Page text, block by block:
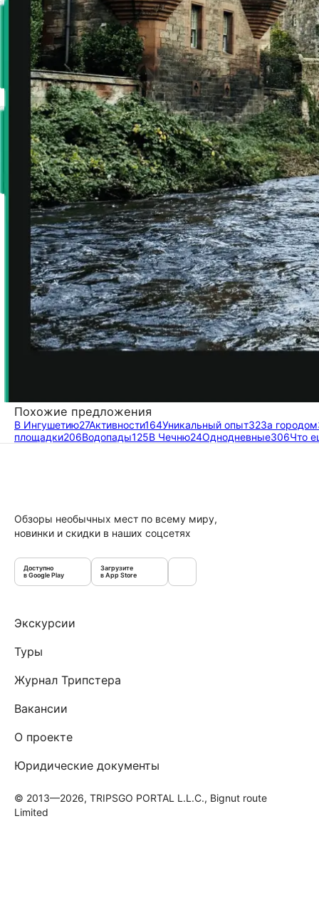
Похожие предложения
В Ингушетию27Активности164Уникальный опыт32За городом
площадки206Водопады125В Чечню24Однодневные306Что
Обзоры необычных мест по всему миру,
новинки и скидки в наших соцсетях
Доступно
в Google Play
Загрузите
в App Store
Экскурсии
Туры
Журнал Трипстера
Вакансии
О проекте
Юридические документы
© 2013—2026, TRIPSGO PORTAL L.L.C., Bignut route
Limited